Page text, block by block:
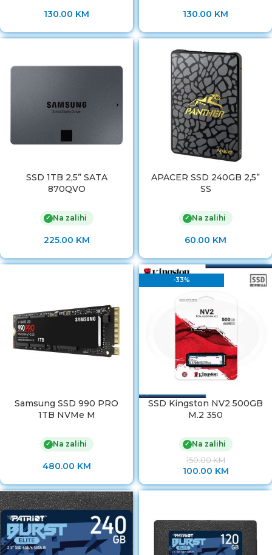
130.00 KM 130.00 KM
SSD 1TB 2,5” SATA
870QVO
✓ Na zalihi
225.00 KM
APACER SSD 240GB 2,5”
SS
✓ Na zalihi
60.00 KM
Samsung SSD 990 PRO
1TB NVMe M
✓ Na zalihi
480.00 KM
-33%
SSD Kingston NV2 500GB
M.2 350
✓ Na zalihi
150.00KM
100.00 KM